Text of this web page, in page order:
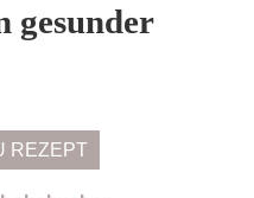
gesunder
REZEPT